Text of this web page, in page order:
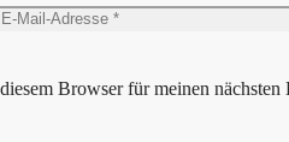
E-
Browser für meinen nächsten